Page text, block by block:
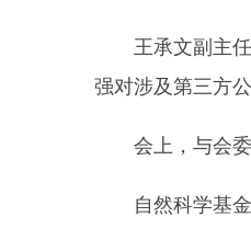
王承文副主任
强对涉及第三方
会上，与会委
自然科学基金